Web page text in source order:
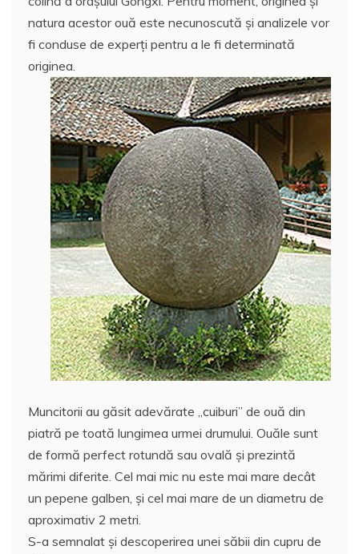
natura acestor ouă este necunoscută şi analizele vor
fi conduse de experţi pentru a le fi determinată
originea.
Muncitorii au găsit adevărate „cuiburi” de ouă din
piatră pe toată lungimea urmei drumului. Ouăle sunt
de formă perfect rotundă sau ovală şi prezintă
mărimi diferite. Cel mai mic nu este mai mare decât
un pepene galben, şi cel mai mare de un diametru de
aproximativ 2 metri.
S-a semnalat şi descoperirea unei săbii din cupru de